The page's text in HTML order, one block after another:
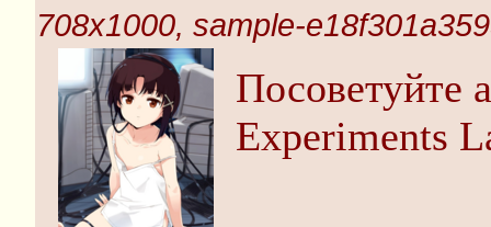
708x1000, sample-
Посоветуйте
Experiments